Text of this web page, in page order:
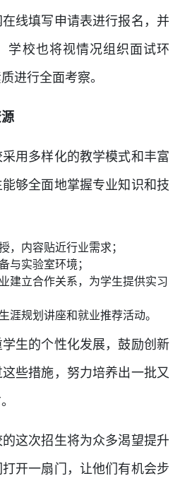
线填写申请表进行报名，并
学校也将视情况组织面试环
进行全面考察。
用多样化的教学模式和丰富
够全面地掌握专业知识和技
，内容贴近行业需求；
与实验室环境；
建立合作关系，为学生提供实习
涯规划讲座和就业推荐活动。
生的个性化发展，鼓励创新
些措施，努力培养出一批又
这次招生将为众多渴望提升
开一扇门，让他们有机会步